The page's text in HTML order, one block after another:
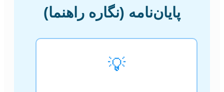
پایان‌نامه (نگاره راهنما)
💡